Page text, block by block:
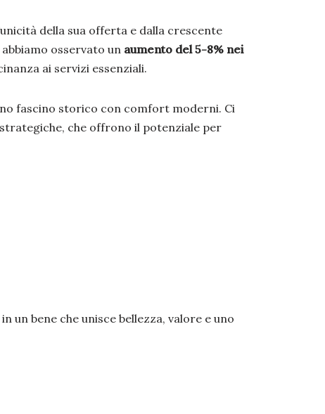
della sua offerta e dalla crescente
osservato un aumento del 5-8% nei
ai servizi essenziali.
fascino storico con comfort moderni. Ci
che offrono il potenziale per
un bene che unisce bellezza, valore e uno